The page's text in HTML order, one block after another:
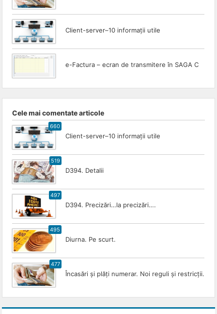
Client-server–10 informații utile
e-Factura – ecran de transmitere în SAGA C
Cele mai comentate articole
660
Client-server–10 informații utile
519
D394. Detalii
497
D394. Precizări…la precizări….
495
Diurna. Pe scurt.
477
Încasări și plăți numerar. Noi reguli și restricții.